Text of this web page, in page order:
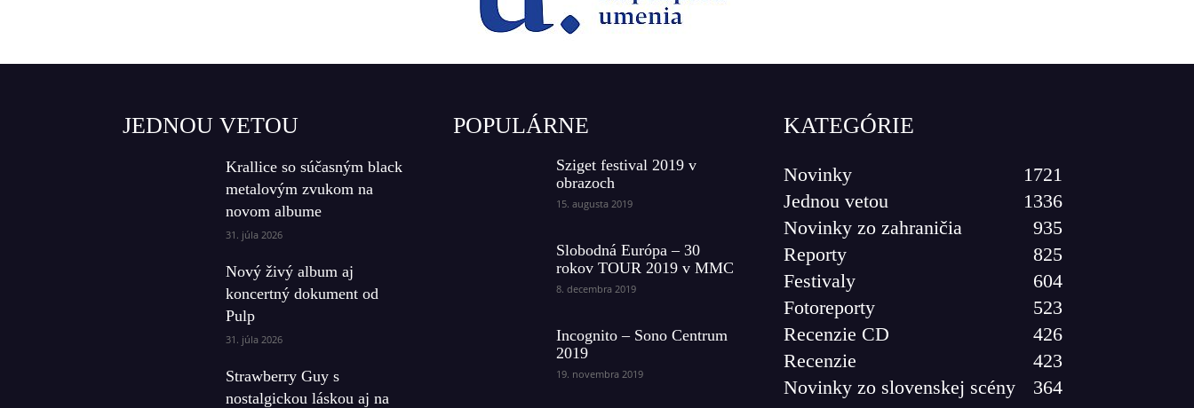
JEDNOU VETOU
Krallice so súčasným black
metalovým zvukom na
novom albume
31. júla 2026
Nový živý album aj
koncertný dokument od
Pulp
31. júla 2026
Strawberry Guy s
nostalgickou láskou aj na
POPULÁRNE
Sziget festival 2019 v
obrazoch
15. augusta 2019
Slobodná Európa – 30
rokov TOUR 2019 v MMC
8. decembra 2019
Incognito – Sono Centrum
2019
19. novembra 2019
KATEGÓRIE
Novinky
1721
Jednou vetou
1336
Novinky zo zahraničia
935
Reporty
825
Festivaly
604
Fotoreporty
523
Recenzie CD
426
Recenzie
423
Novinky zo slovenskej scény
364